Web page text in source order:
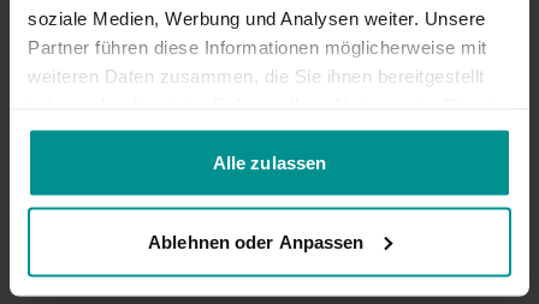
soziale Medien, Werbung und Analysen weiter. Unsere
Partner führen diese Informationen möglicherweise mit
weiteren Daten zusammen, die Sie ihnen bereitgestellt
gesammelt haben.
Alle zulassen
Ablehnen oder Anpassen